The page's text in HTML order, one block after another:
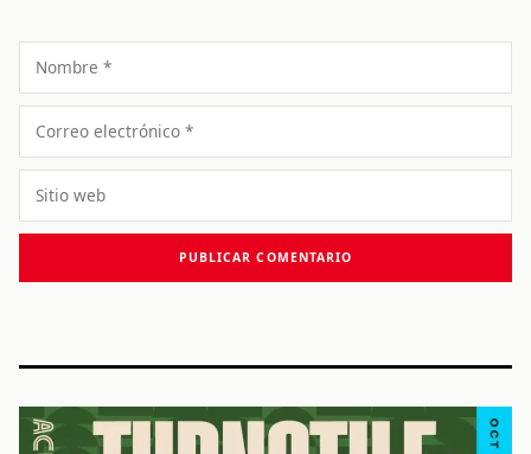
Nombre
Correo
electrónico
Sitio
web